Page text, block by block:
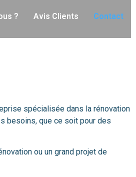
? Avis Clients Contact
spécialisée dans la rénovation
besoins, que ce soit pour des
ou un grand projet de